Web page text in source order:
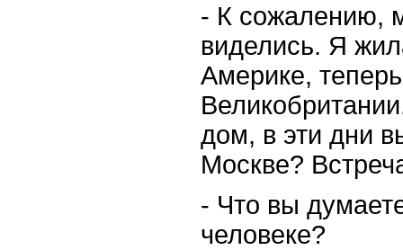
- К сожалению,
виделись. Я
Америке,
дом, в эти дни
Москве?
- Что вы
человеке?